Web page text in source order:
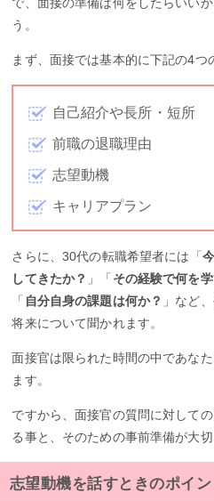
う。
まず、面接では基本的に下記の4つ
自己紹介や長所・短所
前職の退職理由
志望動機
キャリアプラン
さらに、30代の転職希望者には「
してきたか？ 」「その経験で何を
「 自分自身の課題は何か？ 」など
将来について聞かれます。
面接官は限られた時間の中であな
ます。
ですから、面接官の質問に対して
る事と、そのための事前準備が大切
志望動機を話すときのポイン